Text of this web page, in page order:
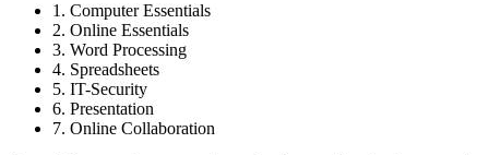
1. Computer Essentials
2. Online Essentials
3. Word Processing
4. Spreadsheets
5. IT-Security
6. Presentation
7. Online Collaboration